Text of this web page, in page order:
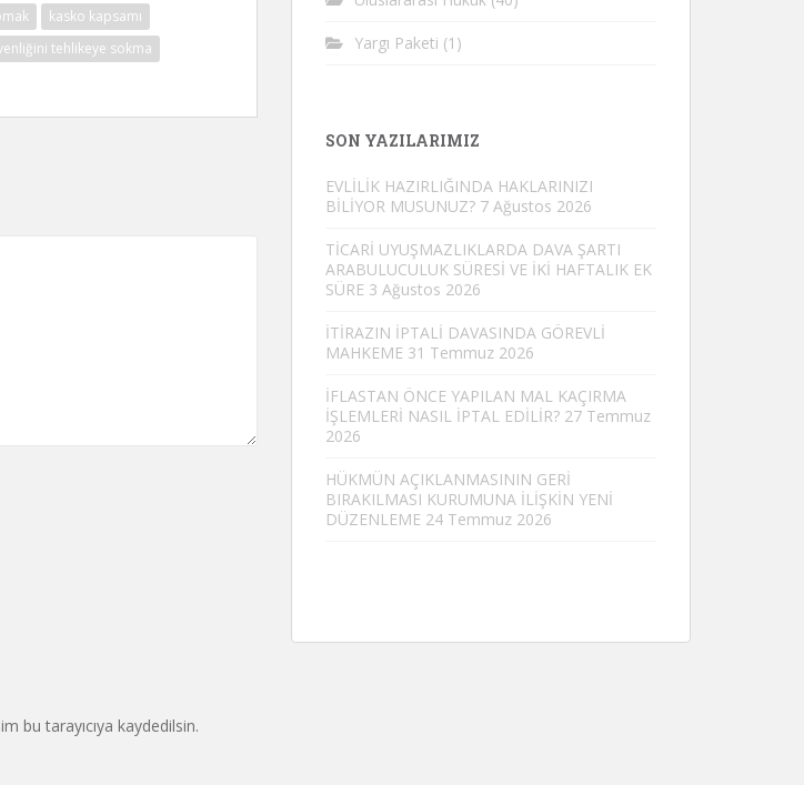
kasko kapsamı
tehlikeye sokma
bu tarayıcıya kaydedilsin.
Yargı Paketi (1)
SON YAZILARIMIZ
EVLİLİK HAZIRLIĞINDA HAKLARINIZI
BİLİYOR MUSUNUZ? 7 Ağustos 2026
TİCARİ UYUŞMAZLIKLARDA DAVA ŞARTI
ARABULUCULUK SÜRESİ VE İKİ HAFTALIK EK
SÜRE 3 Ağustos 2026
İTİRAZIN İPTALİ DAVASINDA GÖREVLİ
MAHKEME 31 Temmuz 2026
İFLASTAN ÖNCE YAPILAN MAL KAÇIRMA
İŞLEMLERİ NASIL İPTAL EDİLİR? 27 Temmuz
2026
HÜKMÜN AÇIKLANMASININ GERİ
BIRAKILMASI KURUMUNA İLİŞKİN YENİ
DÜZENLEME 24 Temmuz 2026